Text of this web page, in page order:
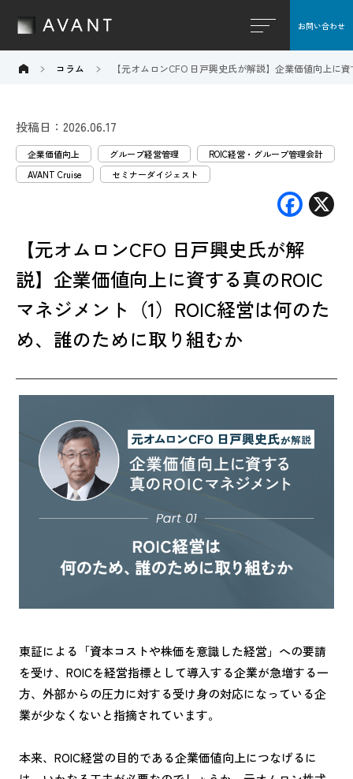
お問い合わせ
コラム 【元オムロンCFO 日戸興史氏が解説】企業価値向上に
投稿日：2026.06.17
企業価値向上 グループ経営管理
ROIC経営・グループ管理会計
AVANT Cruise
セミナーダイジェスト
F
e
b
o
【元オムロンCFO 日戸興史氏が解
説】企業価値向上に資する真のROIC
マネジメント（1）ROIC経営は何のた
め、誰のために取り組むか
東証による「資本コストや株価を意識した経営」への要請
を受け、ROICを経営指標として導入する企業が急増する一
方、外部からの圧力に対する受け身の対応になっている企
業が少なくないと指摘されています。
本来、ROIC経営の目的である企業価値向上につなげるに